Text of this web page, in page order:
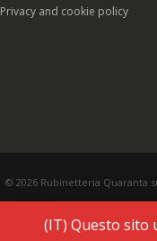
Privacy and cookie policy
© 2026 Rubinetteria Quaranta
(IT) Questo sito